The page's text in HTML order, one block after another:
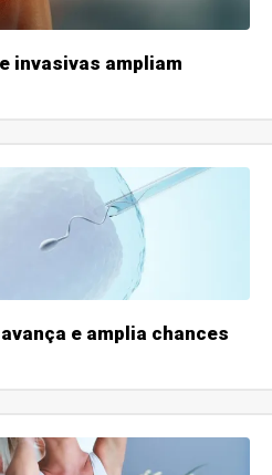
invasivas ampliam
e amplia chances